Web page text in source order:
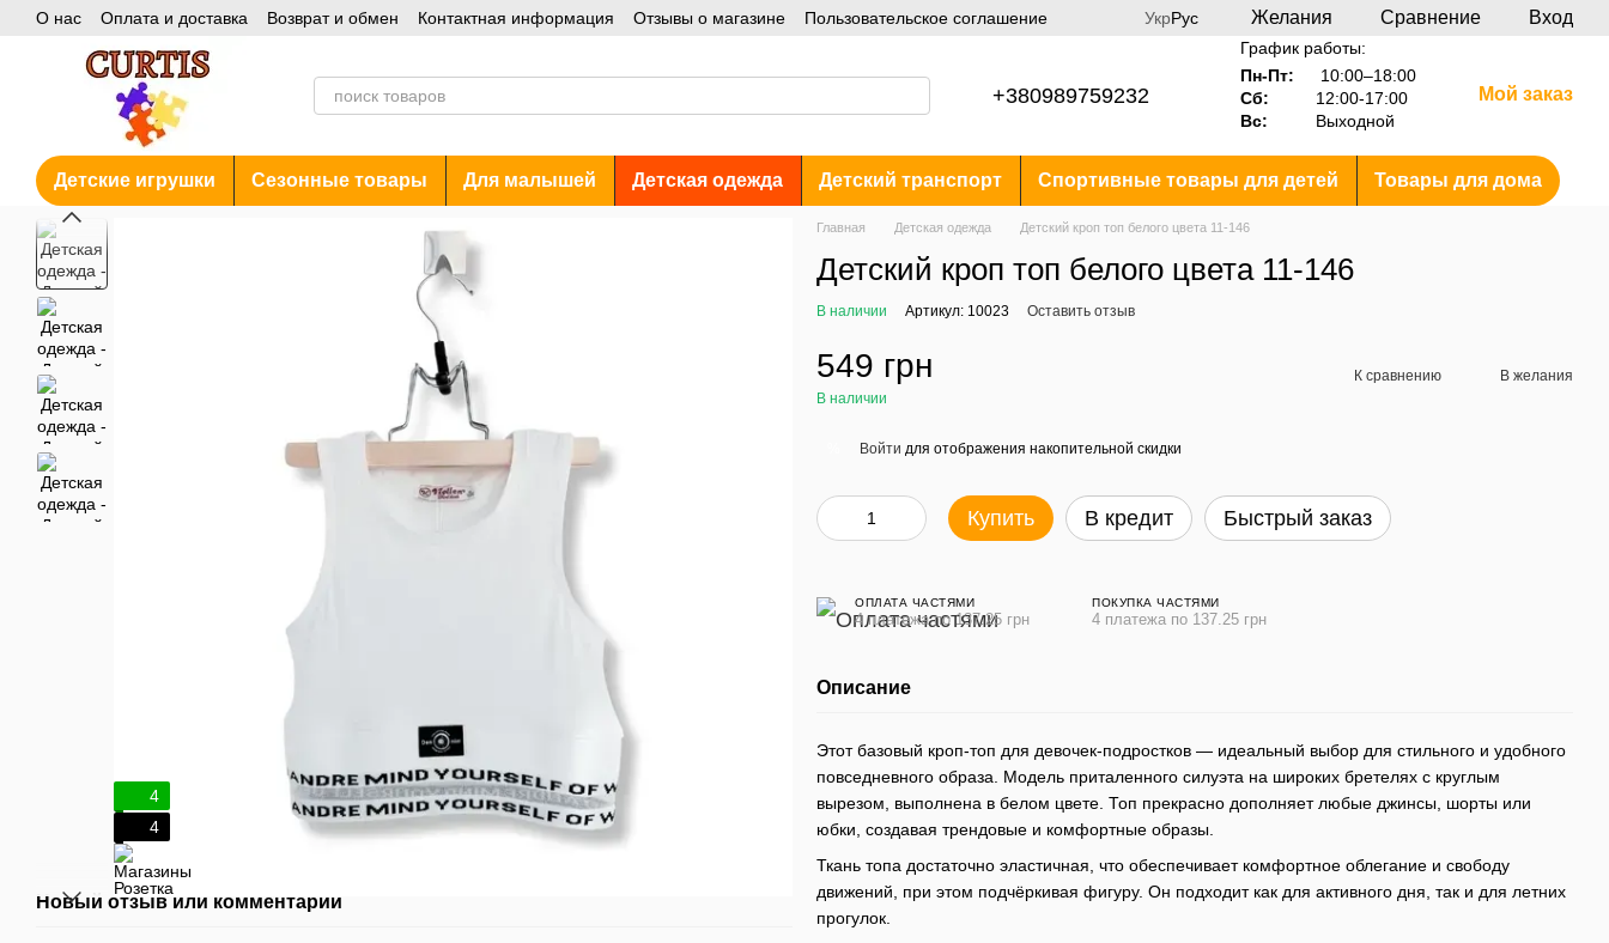
Перейти к основному контенту
О нас Оплата и доставка Возврат и обмен Контактная информация Отзывы о магазине
Пользовательское соглашение
УкрРус Желания Сравнение Вход
+380989759232
График работы:
Пн-Пт:
10:00–18:00
Сб:
12:00-17:00
Вс:
Выходной
Мой заказ
Детские игрушки Сезонные товары Для малышей Детская одежда Детский транспорт Спортивные товары для детей Товары для дома
4
4
Новый отзыв или комментарий
Главная Детская одежда Детский кроп топ белого цвета 11-146
Детский кроп топ белого цвета 11-146
В наличии Артикул: 10023 Оставить отзыв
549 грн
В наличии
К сравнению В желания
Войти для отображения накопительной скидки
Купить В кредит Быстрый заказ
ОПЛАТА ЧАСТЯМИ
4 платежа по 137.25 грн
ПОКУПКА ЧАСТЯМИ
4 платежа по 137.25 грн
Описание
Этот базовый кроп-топ для девочек-подростков — идеальный выбор для стильного и удобного
повседневного образа. Модель приталенного силуэта на широких бретелях с круглым
вырезом, выполнена в белом цвете. Топ прекрасно дополняет любые джинсы, шорты или
юбки, создавая трендовые и комфортные образы.
Ткань топа достаточно эластичная, что обеспечивает комфортное облегание и свободу
движений, при этом подчёркивая фигуру. Он подходит как для активного дня, так и для летних
прогулок.